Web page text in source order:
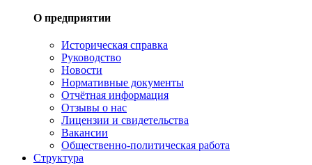
О предприятии
Историческая справка
Руководство
Новости
Нормативные документы
Отчётная информация
Отзывы о нас
Лицензии и свидетельства
Вакансии
Общественно-политическая работа
Структура